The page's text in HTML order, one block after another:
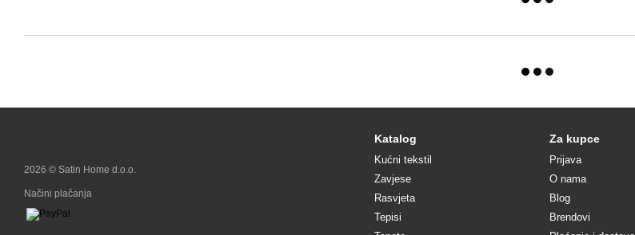
2026 © Satin Home d.o.o.
Načini plačanja
Katalog
Kućni tekstil
Zavjese
Rasvjeta
Tepisi
Za kupce
Prijava
O nama
Blog
Brendovi